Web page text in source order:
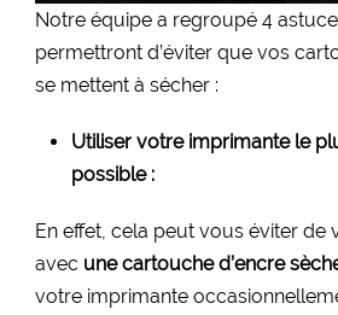
Notre équipe a regroupé 4
permettront d’éviter que vos
se mettent à sécher :
Utiliser votre imprimante le
possible :
En effet, cela peut vous éviter de
avec une cartouche d’encre
votre imprimante